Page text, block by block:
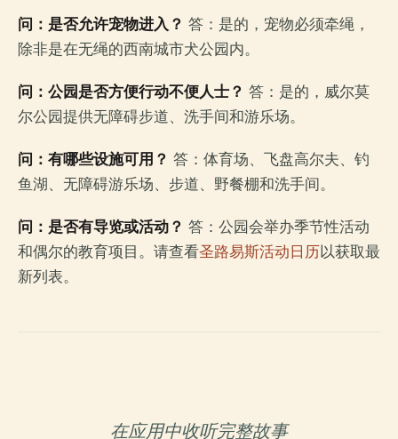
问：是否允许宠物进入？ 答：是的，宠物必须牵绳，
除非是在无绳的西南城市犬公园内。
问：公园是否方便行动不便人士？ 答：是的，威尔莫
尔公园提供无障碍步道、洗手间和游乐场。
问：有哪些设施可用？ 答：体育场、飞盘高尔夫、钓
鱼湖、无障碍游乐场、步道、野餐棚和洗手间。
问：是否有导览或活动？ 答：公园会举办季节性活动
和偶尔的教育项目。请查看圣路易斯活动日历以获取最
新列表。
在应用中收听完整故事